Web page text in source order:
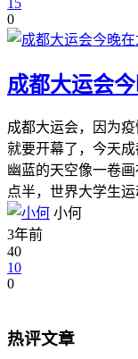
0
成都大运会
成都大运会，因为
就要开幕了，今天
幽蓝的天空像一卷
点半，世界大学生
小何
3年前
40
10
0
热评文章